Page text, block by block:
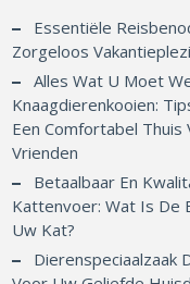
Essentiële
Zorgeloos
Alles Wat U Moet
Knaagdierenkooien:
Een Comfortabel Thuis
Vrienden
Betaalbaar En
Kattenvoer: Wat Is De
Uw Kat?
Dierenspeciaalzaak